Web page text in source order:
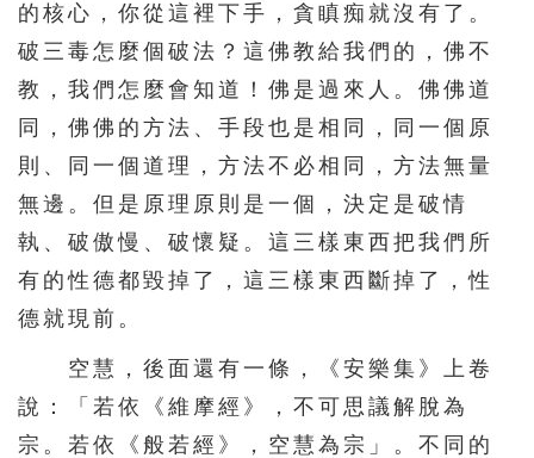
的核心，你從這裡下手，貪瞋痴就沒有了。
破三毒怎麼個破法？這佛教給我們的，佛不
教，我們怎麼會知道！佛是過來人。佛佛道
同，佛佛的方法、手段也是相同，同一個原
則、同一個道理，方法不必相同，方法無量
無邊。但是原理原則是一個，決定是破情
執、破傲慢、破懷疑。這三樣東西把我們所
有的性德都毀掉了，這三樣東西斷掉了，性
德就現前。
空慧，後面還有一條，《安樂集》上卷
說：「若依《維摩經》，不可思議解脫為
宗。若依《般若經》，空慧為宗」。不同的